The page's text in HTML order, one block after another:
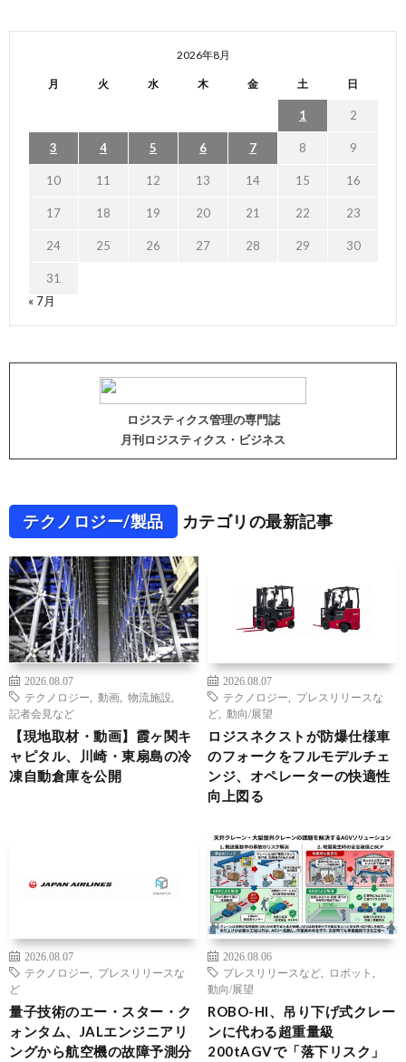
2026年8月
月 火 水 木 金 土 日
1 2
3 4 5 6 7 8 9
10 11 12 13 14 15 16
17 18 19 20 21 22 23
24 25 26 27 28 29 30
31
« 7月
ロジスティクス管理の専門誌
月刊ロジスティクス・ビジネス
テクノロジー/製品 カテゴリの最新記事
2026.08.07
テクノロジー
動画 物流施設
記者会見など
【現地取材・動画】霞ヶ関キ
ャピタル、川崎・東扇島の冷
凍自動倉庫を公開
2026.08.07
テクノロジー
プレスリリースな
ど
動向/展望
ロジスネクストが防爆仕様車
のフォークをフルモデルチェ
ンジ、オペレーターの快適性
向上図る
2026.08.07
テクノロジー
プレスリリースな
ど
量子技術のエー・スター・ク
ォンタム、JALエンジニアリ
ングから航空機の故障予測分
2026.08.06
プレスリリースなど
ロボット
動向/展望
ROBO-HI、吊り下げ式クレー
ンに代わる超重量級
200tAGVで「落下リスク」